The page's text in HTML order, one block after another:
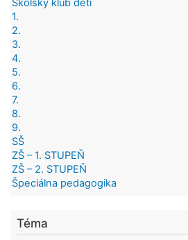
Školský klub detí
1.
2.
3.
4.
5.
6.
7.
8.
9.
SŠ
ZŠ – 1. STUPEŇ
ZŠ – 2. STUPEŇ
Špeciálna pedagogika
Téma